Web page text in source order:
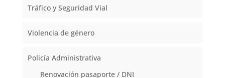
Tráfico y Seguridad Vial
Violencia de género
Policía Administrativa
Renovación pasaporte / DNI